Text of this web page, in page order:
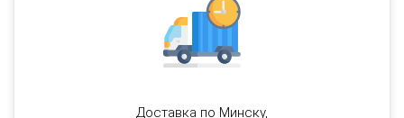
Доставка по Минску,